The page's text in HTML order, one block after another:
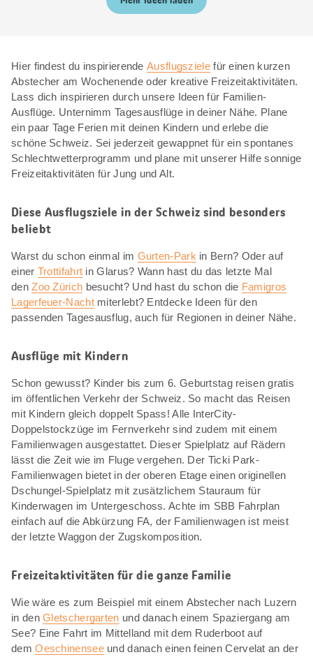
Hier findest du inspirierendeAusflugszielefür einen kurzen
Abstecher am Wochenende oder kreative Freizeitaktivitäten.
Lass dich inspirieren durch unsere Ideen für Familien-
Ausflüge. Unternimm Tagesausflüge in deiner Nähe. Plane
ein paar Tage Ferien mit deinen Kindern und erlebe die
schöne Schweiz. Sei jederzeit gewappnet für ein spontanes
Schlechtwetterprogramm und plane mit unserer Hilfe sonnige
Freizeitaktivitäten für Jung und Alt.
Diese Ausflugsziele in der Schweiz sind besonders
beliebt
Warst du schon einmal im Gurten-Park in Bern? Oder auf
einer Trottifahrt in Glarus? Wann hast du das letzte Mal
denZoo Zürich besucht? Und hast du schon die Famigros
Lagerfeuer-Nachtmiterlebt? Entdecke Ideen für den
passenden Tagesausflug, auch für Regionen in deiner Nähe.
Ausflüge mit Kindern
Schon gewusst? Kinder bis zum 6. Geburtstag reisen gratis
im öffentlichen Verkehr der Schweiz. So macht das Reisen
mit Kindern gleich doppelt Spass! Alle InterCity-
Doppelstockzüge im Fernverkehr sind zudem mit einem
Familienwagen ausgestattet. Dieser Spielplatz auf Rädern
lässt die Zeit wie im Fluge vergehen. Der Ticki Park-
Familienwagen bietet in der oberen Etage einen originellen
Dschungel-Spielplatz mit zusätzlichem Stauraum für
Kinderwagen im Untergeschoss. Achte im SBB Fahrplan
einfach auf die Abkürzung FA, der Familienwagen ist meist
der letzte Waggon der Zugskomposition.
Freizeitaktivitäten für die ganze Familie
Wie wäre es zum Beispiel mit einem Abstecher nach Luzern
in denGletschergarten und danach einem Spaziergang am
See? Eine Fahrt im Mittelland mit dem Ruderboot auf
demOeschinenseeund danach einen feinen Cervelat an der